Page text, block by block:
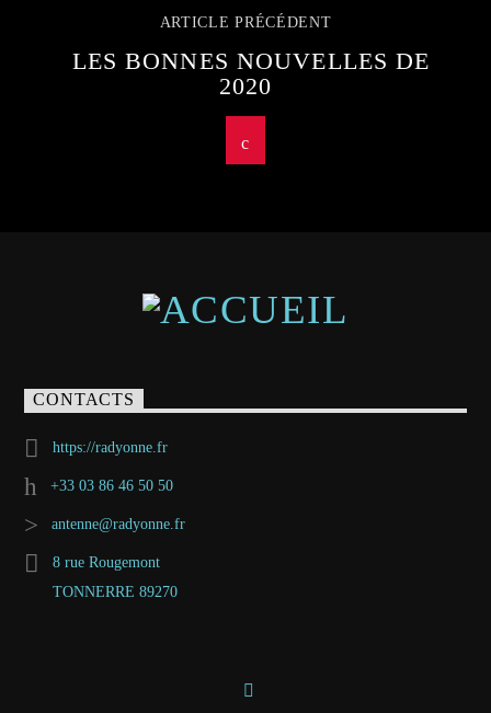
ARTICLE PRÉCÉDENT
LES BONNES NOUVELLES DE
2020
CONTACTS
https://radyonne.fr
+33 03 86 46 50 50
antenne@radyonne.fr
8 rue Rougemont
TONNERRE 89270